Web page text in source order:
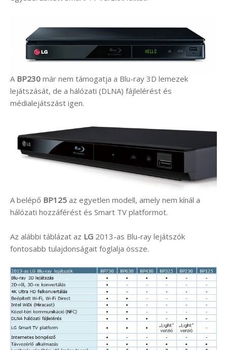
A BP230 már nem támogatja a Blu-ray 3D lemezek
lejátszását, de a hálózati (DLNA) fájlelérést és
médialejátszást igen.
A belépő BP125 az egyetlen modell, amely nem kínál a
hálózati hozzáférést és Smart TV platformot.
Az alábbi táblázat az LG 2013-as Blu-ray lejátszók
fontosabb tulajdonságait foglalja össze.